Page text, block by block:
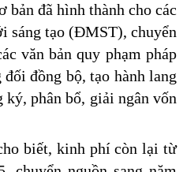
bản đã hình thành cho các
tạo (ĐMST), chuyển
văn bản quy phạm pháp
đồng bộ, tạo hành lang
phân bổ, giải ngân vốn
biết, kinh phí còn lại từ